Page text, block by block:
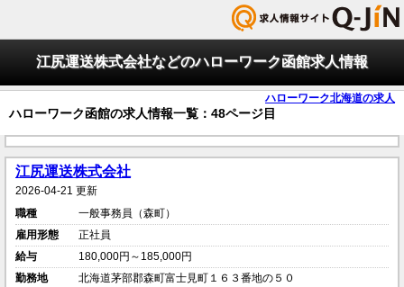
江尻運送株式会社などのハローワーク函館求人情報
ハローワーク北海道の求人
ハローワーク函館の求人情報一覧：48ページ目
江尻運送株式会社
2026-04-21 更新
職種
一般事務員（森町）
雇用形態
正社員
給与
180,000円～185,000円
勤務地
北海道茅部郡森町富士見町１６３番地の５０